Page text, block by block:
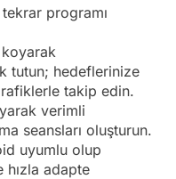
programı
tutun; hedeflerinize
takip edin.
verimli
seansları oluşturun.
uyumlu olup
hızla adapte